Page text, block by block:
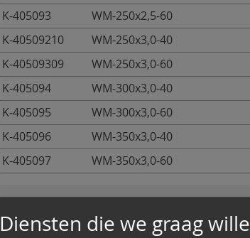
K-405093
WM-250x2,5-60
K-40509210
WM-250x3,0-40
K-40509309
WM-250x3,0-60
K-405094
WM-300x3,0-40
K-405095
WM-300x3,0-60
K-405096
WM-350x3,0-40
K-405097
WM-350x3,0-60
WU-Anker
Diensten die we graag